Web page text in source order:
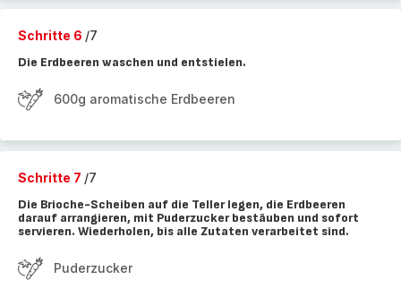
Schritte 6 /7
Die Erdbeeren waschen und entstielen.
600g aromatische Erdbeeren
Schritte 7 /7
Die Brioche-Scheiben auf die Teller legen, die Erdbeeren
darauf arrangieren, mit Puderzucker bestäuben und sofort
servieren. Wiederholen, bis alle Zutaten verarbeitet sind.
Puderzucker